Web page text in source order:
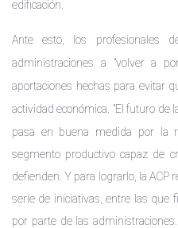
edificación.
Ante esto, los profesionales
administraciones a "volver a
aportaciones hechas para evitar
actividad económica. "El futu­ro de
pasa en bue­na medida por la
segmento productivo capaz de
defienden.Y para lograrlo, la ACP
serie de iniciativas, entre las que
por parte de las